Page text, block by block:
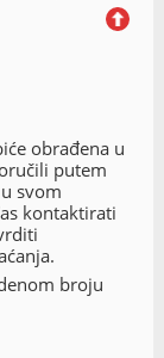
obrađena u
putem
svom
kontaktirati
broju